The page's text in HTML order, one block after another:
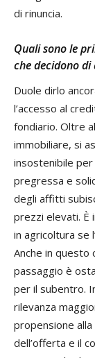
di rinuncia.
Quali sono le
che decidono
Duole dirlo
l’accesso al
fondiario. Oltre
immobiliare, si
insostenibile per
pregressa e
degli affitti
prezzi elevati. È
in agricoltura se
Anche in questo
passaggio è
per il subentro.
rilevanza
propensione
dell’offerta e il